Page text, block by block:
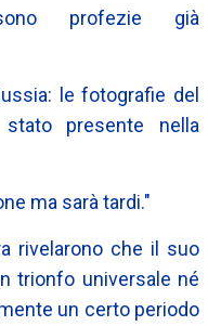
profezie già
le fotografie del
presente nella
ma sarà tardi."
rivelarono che il suo
trionfo universale né
un certo periodo